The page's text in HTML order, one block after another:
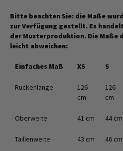
Bitte beachten Sie: die Maße
zur Verfügung gestellt. Es
der Musterproduktion. Die Maße
leicht abweichen:
Einfaches Maß XS S
Rückenlänge
126
cm
126
cm
Oberweite 41 cm 44 cm
Taillenweite 43 cm 46 cm